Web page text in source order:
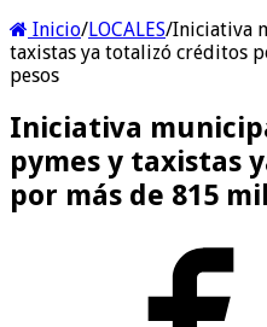
Inicio/LOCALES/Iniciativa
taxistas ya totalizó créditos
pesos
Iniciativa
pymes y taxistas
por más de 815